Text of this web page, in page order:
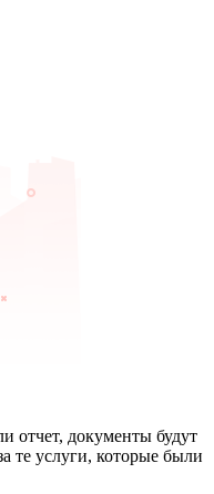
отчет, документы будут
те услуги, которые были